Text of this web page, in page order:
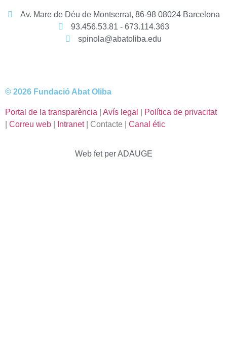
Av. Mare de Déu de Montserrat, 86-98 08024 Barcelona
93.456.53.81 - 673.114.363
spinola@abatoliba.edu
© 2026 Fundació Abat Oliba
Portal de la transparència Avís legal
Política de privacitat
Correu web Intranet| Contacte | Canal étic
Web fet per ADAUGE